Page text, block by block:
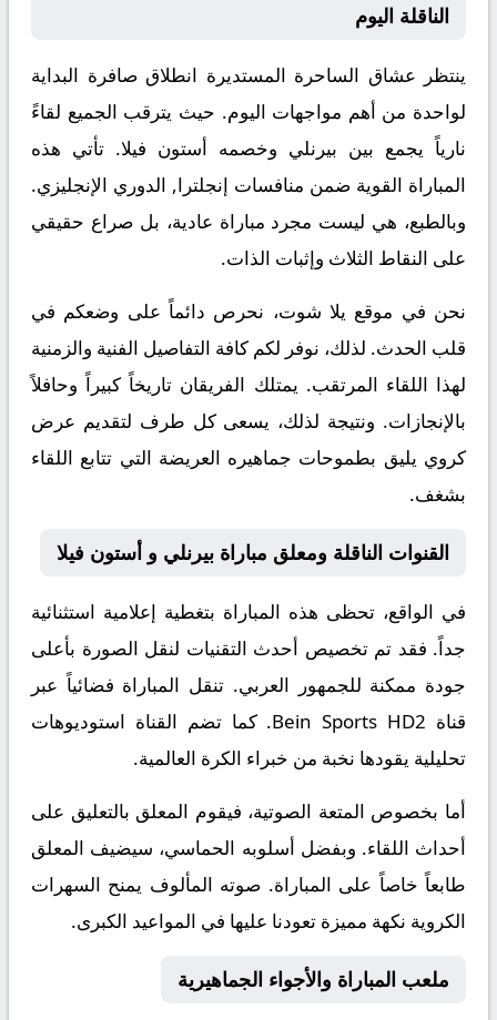
الناقلة اليوم
ينتظر عشاق الساحرة المستديرة انطلاق صافرة البداية
لواحدة من أهم مواجهات اليوم. حيث يترقب الجميع لقاءً
نارياً يجمع بين بيرنلي وخصمه أستون فيلا. تأتي هذه
المباراة القوية ضمن منافسات إنجلترا, الدوري الإنجليزي.
وبالطبع، هي ليست مجرد مباراة عادية، بل صراع حقيقي
على النقاط الثلاث وإثبات الذات.
نحن في موقع يلا شوت، نحرص دائماً على وضعكم في
قلب الحدث. لذلك، نوفر لكم كافة التفاصيل الفنية والزمنية
لهذا اللقاء المرتقب. يمتلك الفريقان تاريخاً كبيراً وحافلاً
بالإنجازات. ونتيجة لذلك، يسعى كل طرف لتقديم عرض
كروي يليق بطموحات جماهيره العريضة التي تتابع اللقاء
بشغف.
القنوات الناقلة ومعلق مباراة بيرنلي و أستون فيلا
في الواقع، تحظى هذه المباراة بتغطية إعلامية استثنائية
جداً. فقد تم تخصيص أحدث التقنيات لنقل الصورة بأعلى
جودة ممكنة للجمهور العربي. تنقل المباراة فضائياً عبر
قناة Bein Sports HD2. كما تضم القناة استوديوهات
تحليلية يقودها نخبة من خبراء الكرة العالمية.
أما بخصوص المتعة الصوتية، فيقوم المعلق بالتعليق على
أحداث اللقاء. وبفضل أسلوبه الحماسي، سيضيف المعلق
طابعاً خاصاً على المباراة. صوته المألوف يمنح السهرات
الكروية نكهة مميزة تعودنا عليها في المواعيد الكبرى.
ملعب المباراة والأجواء الجماهيرية